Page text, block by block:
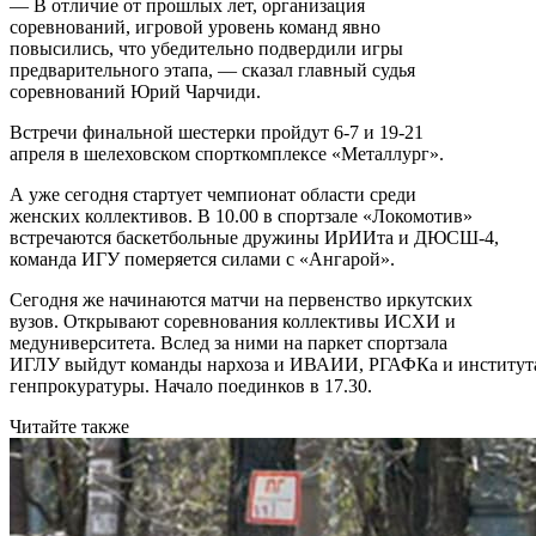
— В отличие от прошлых лет, организация
соревнований, игровой уровень команд явно
повысились, что убедительно подвердили игры
предварительного этапа, — сказал главный судья
соревнований Юрий Чарчиди.
Встречи финальной шестерки пройдут 6-7 и 19-21
апреля в шелеховском спорткомплексе «Металлург».
А уже сегодня стартует чемпионат области среди
женских коллективов. В 10.00 в спортзале «Локомотив»
встречаются баскетбольные дружины ИрИИта и ДЮСШ-4,
команда ИГУ померяется силами с «Ангарой».
Сегодня же начинаются матчи на первенство иркутских
вузов. Открывают соревнования коллективы ИСХИ и
медуниверситета. Вслед за ними на паркет спортзала
ИГЛУ выйдут команды нархоза и ИВАИИ, РГАФКа и
генпрокуратуры. Начало поединков в 17.30.
Читайте также